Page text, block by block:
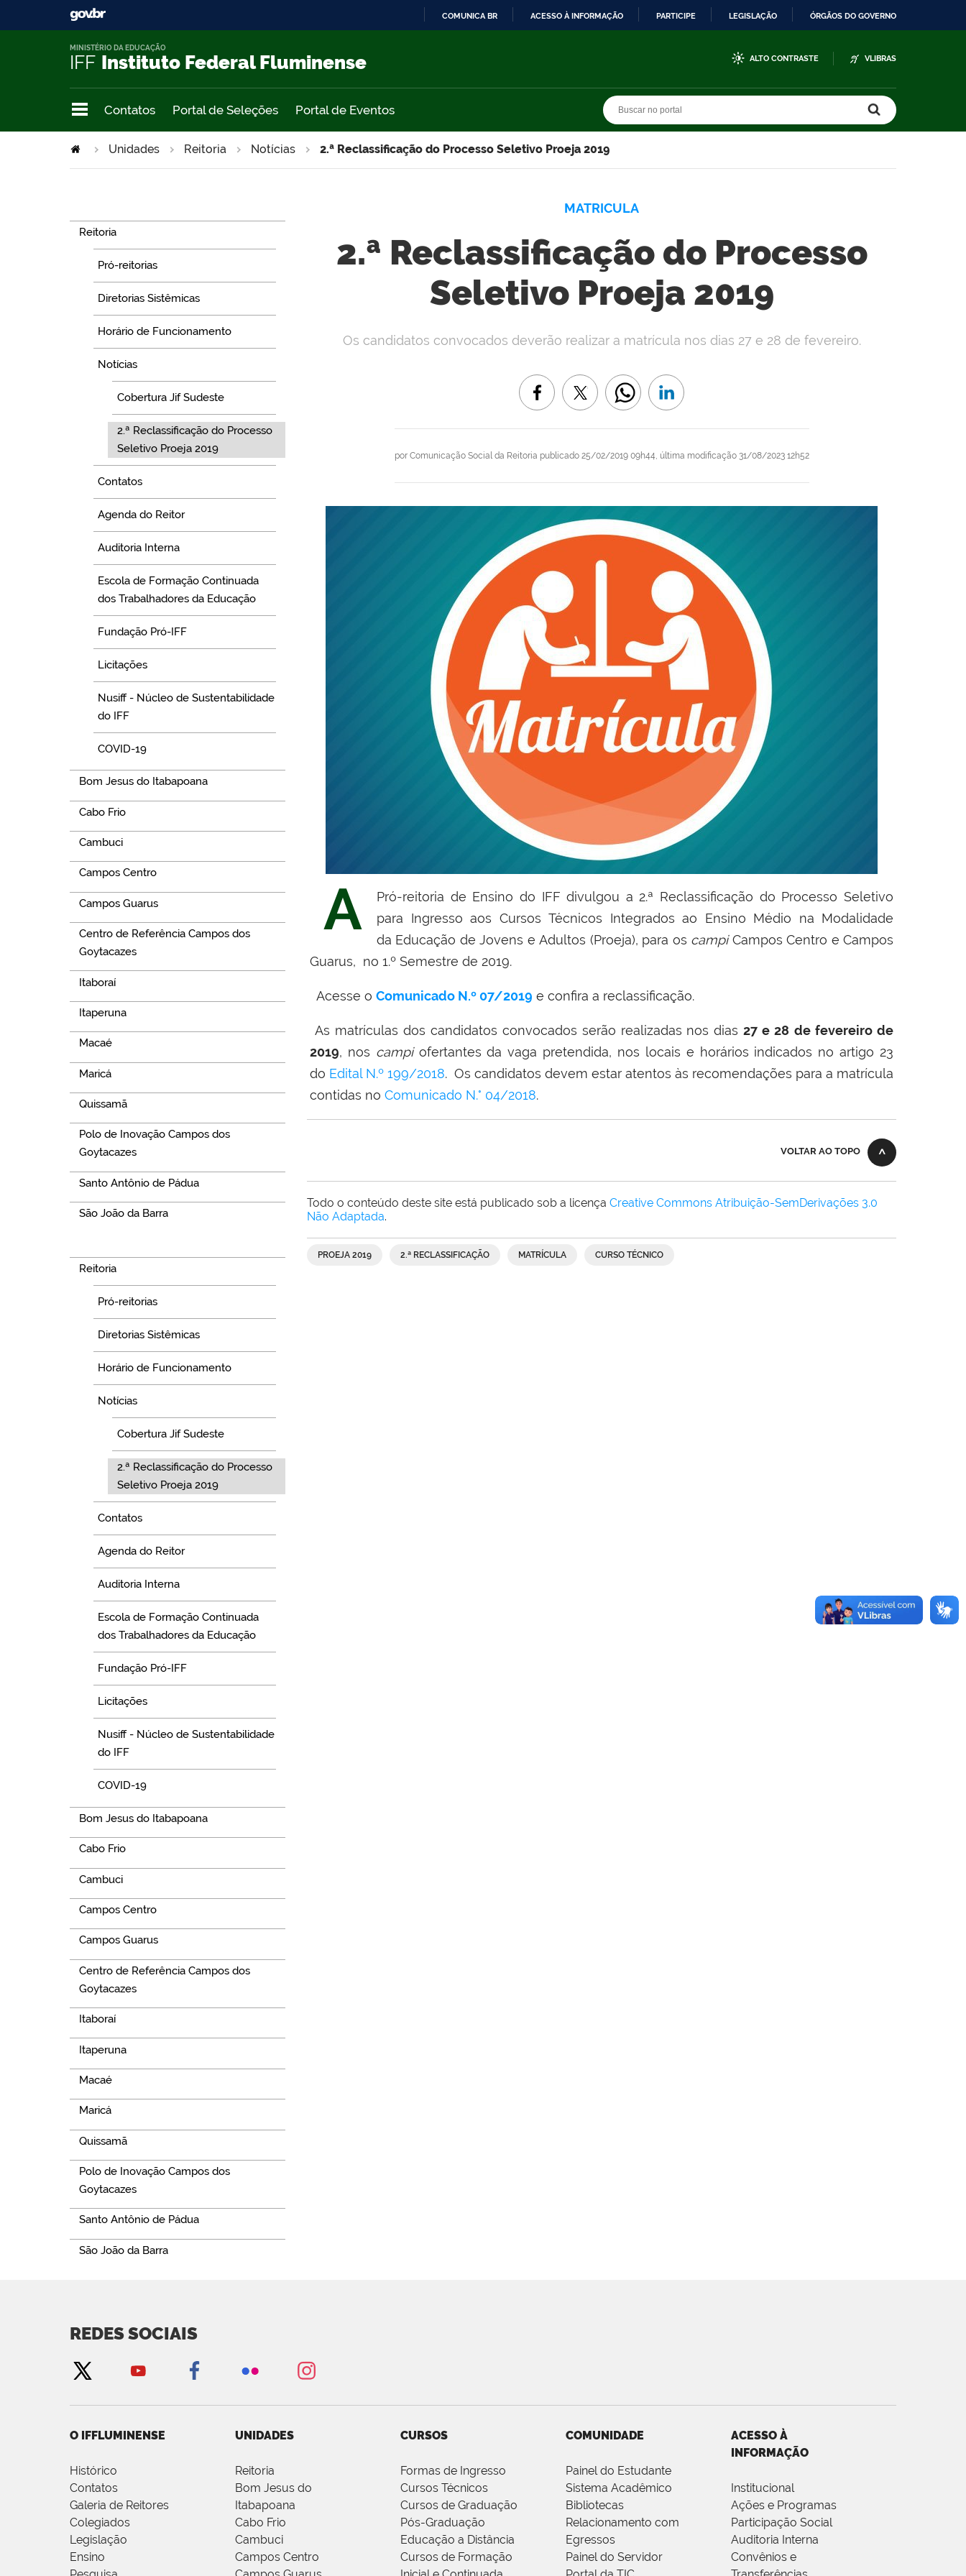
COMUNICA BR ACESSO À INFORMAÇÃO PARTICIPE LEGISLAÇÃO ÓRGÃOS DO GOVERNO
IFF Instituto Federal Fluminense
MINISTÉRIO DA EDUCAÇÃO
ALTO CONTRASTE VLIBRAS
Contatos Portal de Seleções Portal de Eventos
Unidades Reitoria Notícias 2.ª Reclassificação do Processo Seletivo Proeja 2019
Reitoria
Pró-reitorias
Diretorias Sistêmicas
Horário de Funcionamento
Notícias
Cobertura Jif Sudeste
2.ª Reclassificação do Processo
Seletivo Proeja 2019
Contatos
Agenda do Reitor
Auditoria Interna
Escola de Formação Continuada
dos Trabalhadores da Educação
Fundação Pró-IFF
Licitações
Nusiff - Núcleo de Sustentabilidade
do IFF
COVID-19
Bom Jesus do Itabapoana
Cabo Frio
Cambuci
Campos Centro
Campos Guarus
Centro de Referência Campos dos
Goytacazes
Itaboraí
Itaperuna
Macaé
Maricá
Quissamã
Polo de Inovação Campos dos
Goytacazes
Santo Antônio de Pádua
São João da Barra
Reitoria
Pró-reitorias
Diretorias Sistêmicas
Horário de Funcionamento
Notícias
Cobertura Jif Sudeste
2.ª Reclassificação do Processo
Seletivo Proeja 2019
Contatos
Agenda do Reitor
Auditoria Interna
Escola de Formação Continuada
dos Trabalhadores da Educação
Fundação Pró-IFF
Licitações
Nusiff - Núcleo de Sustentabilidade
do IFF
COVID-19
Bom Jesus do Itabapoana
Cabo Frio
Cambuci
Campos Centro
Campos Guarus
Centro de Referência Campos dos
Goytacazes
Itaboraí
Itaperuna
Macaé
Maricá
Quissamã
Polo de Inovação Campos dos
Goytacazes
Santo Antônio de Pádua
São João da Barra
MATRICULA
2.ª Reclassificação do Processo
Seletivo Proeja 2019
por Comunicação Social da Reitoria publicado25/02/2019 09h44, última modificação31/08/2023 12h52
Os candidatos convocados deverão realizar a matrícula nos dias 27 e 28 de fevereiro.
A
Pró-reitoria de Ensino do IFF divulgou a 2.ª Reclassificação do Processo Seletivo
para Ingresso aos Cursos Técnicos Integrados ao Ensino Médio na Modalidade
da Educação de Jovens e Adultos (Proeja), para os campiCampos Centro e Campos
Guarus, no 1.º Semestre de 2019.
Acesse o Comunicado N.º 07/2019 e confira a reclassificação.
As matrículas dos candidatos convocados serão realizadas nos dias27 e 28 de fevereiro de
2019, nos campiofertantes da vaga pretendida, nos locais e horários indicados no artigo 23
do Edital N.º 199/2018. Os candidatos devem estar atentos às recomendações para a matrícula
contidas no Comunicado N.° 04/2018.
VOLTAR AO TOPO
Todo o conteúdo deste site está publicado sob a licença Creative Commons Atribuição-SemDerivações 3.0
Não Adaptada.
PROEJA 2019 2.ª RECLASSIFICAÇÃO MATRÍCULA CURSO TÉCNICO
REDES SOCIAIS
O IFFLUMINENSE
Histórico
Contatos
Galeria de Reitores
Colegiados
Legislação
Ensino
UNIDADES
Reitoria
Bom Jesus do
Itabapoana
Cabo Frio
Cambuci
Campos Centro
CURSOS
Formas de Ingresso
Cursos Técnicos
Cursos de Graduação
Pós-Graduação
Educação a Distância
Cursos de Formação
COMUNIDADE
Painel do Estudante
Sistema Acadêmico
Bibliotecas
Relacionamento com
Egressos
Painel do Servidor
ACESSO À
INFORMAÇÃO
Institucional
Ações e Programas
Participação Social
Auditoria Interna
Convênios e